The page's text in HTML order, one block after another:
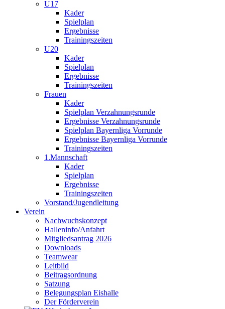
U17
Kader
Spielplan
Ergebnisse
Trainingszeiten
U20
Kader
Spielplan
Ergebnisse
Trainingszeiten
Frauen
Kader
Spielplan Verzahnungsrunde
Ergebnisse Verzahnungsrunde
Spielplan Bayernliga Vorrunde
Ergebnisse Bayernliga Vorrunde
Trainingszeiten
1.Mannschaft
Kader
Spielplan
Ergebnisse
Trainingszeiten
Vorstand/Jugendleitung
Verein
Nachwuchskonzept
Halleninfo/Anfahrt
Mitgliedsantrag 2026
Downloads
Teamwear
Leitbild
Beitragsordnung
Satzung
Belegungsplan Eishalle
Der Förderverein